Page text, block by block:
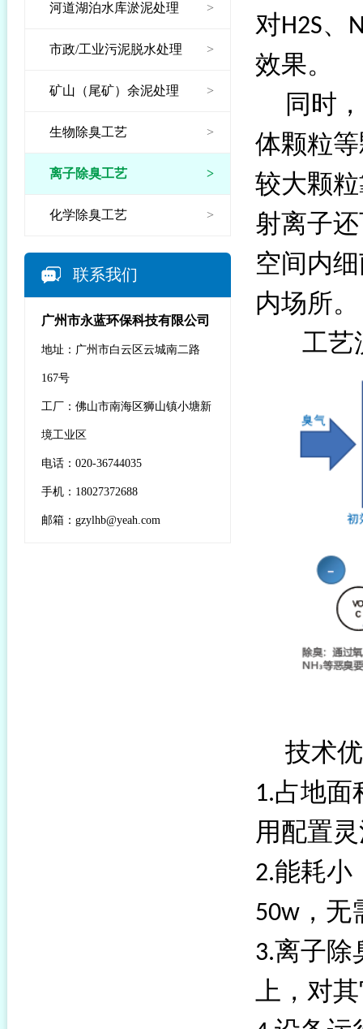
河道湖泊水库淤泥处理 >
市政/工业污泥脱水处理 >
矿山（尾矿）余泥处理 >
生物除臭工艺 >
离子除臭工艺 >
化学除臭工艺 >
联系我们
广州市永蓝环保科技有限公司
地址：广州市白云区云城南二路
167号
工厂：佛山市南海区狮山镇小塘新
境工业区
电话：020-36744035
手机：18027372688
邮箱：gzylhb@yeah.com
对H2S、
效果。
同时
体颗粒
较大颗
射离子
空间内
内场所。
工艺
技术
1.占地面
用配置
2.能耗小
50w，无
3.离子除
上，对